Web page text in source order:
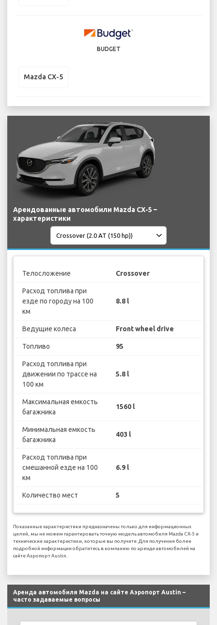
BUDGET
Mazda CX-5
Арендованные автомобили Mazda CX-5 –
характеристики
Телосложение Crossover
Расход топлива при
езде по городу на 100
км
8.8 l
Ведущие колеса Front wheel drive
Топливо 95
Расход топлива при
движении по трассе на
100 км
5.8 l
Максимальная емкость
багажника
1560 l
Минимальная емкость
багажника
403 l
Расход топлива при
смешанной езде на 100
км
6.9 l
Количество мест 5
Показанные характеристики предназначены только для информационных
целей, мы не можем гарантировать точную модель автомобиля Mazda CX-5 и
технические характеристики, которые вы получите. Для получения более
подробной информации обратитесь в компанию по аренде автомобилей на
сайте Аэропорт Austin.
Аренда автомобиля Mazda на сайте Аэропорт Austin –
часто задаваемые вопросы